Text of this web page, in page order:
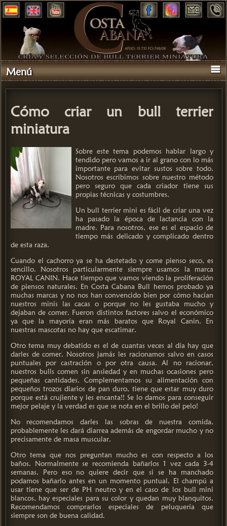
Menú
Cómo criar un bull terrier
miniatura
Sobre este tema podemos hablar largo y
tendido pero vamos a ir al grano con lo más
importante para evitar sustos sobre todo.
Nosotros escribimos sobre nuestro método
pero seguro que cada criador tiene sus
propias técnicas y costumbres.
Un bull terrier mini es fácil de criar una vez
ha pasado la época de lactancia con la
madre. Para nosotros, ese es el espacio de
tiempo más delicado y complicado dentro
de esta raza.
Cuando el cachorro ya se ha destetado y come pienso seco, es
sencillo. Nosotros particularmente siempre usamos la marca
ROYAL CANIN. Hace tiempo que vamos viendo la proliferación
de piensos naturales. En Costa Cabana Bull hemos probado ya
muchas marcas y no nos han convencido bien por cómo hacían
nuestros minis las cacas o porque no les gustaba mucho y
dejaban de comer. Fueron distintos factores salvo el económico
ya que la mayoría eran más baratos que Royal Canin. En
nuestras mascotas no hay que escatimar.
Otro tema muy debatido es el de cuantas veces al día hay que
darles de comer. Nosotros jamás les racionamos salvo en casos
puntuales por castración o por otra causa. Al no racionar,
nuestros bulls comen sin ansiedad y en muchas ocasiones pero
pequeñas cantidades. Complementamos su alimentación con
pequeños trozos diarios de pan duro, tiene que estar muy duro
porque está crujiente y les encanta!! Se lo damos para conseguir
mejor pelaje y la verdad es que se nota en el brillo del pelo!
No recomendamos darles las sobras de nuestra comida,
probablemente les dará diarrea además de engordar mucho y no
precisamente de masa muscular.
Otro tema que nos preguntan mucho es con respecto a los
baños. Normalmente se recomienda bañarlos 1 vez cada 3-4
semanas. Pero eso no quiere decir que si se ha manchado
podamos bañarlo antes en un momento puntual. El champú a
usar tiene que ser de PH neutro y en el caso de los bull mini
blancos, hay especiales para su color y quedan muy blanquitos.
Recomendamos comprarlos especiales de peluquería que
siempre son de buena calidad.